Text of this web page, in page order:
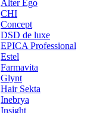
Alter Ego
CHI
Concept
DSD de luxe
EPICA Professional
Estel
Farmavita
Glynt
Hair Sekta
Inebrya
Insight